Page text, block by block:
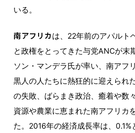
いる。
南アフリカ は、22年前のアパルト
と政権をとってきた与党ANCが末
ソン・マンデラ氏が率い、南アフ
黒人の人たちに熱狂的に迎えられ
の失敗、ばらまき政治、癒着や数
資源や農業に恵まれた南アフリカ
た。2016年の経済成長率は、0.1%